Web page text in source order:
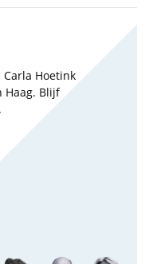
Carla Hoetink
Haag. Blijf